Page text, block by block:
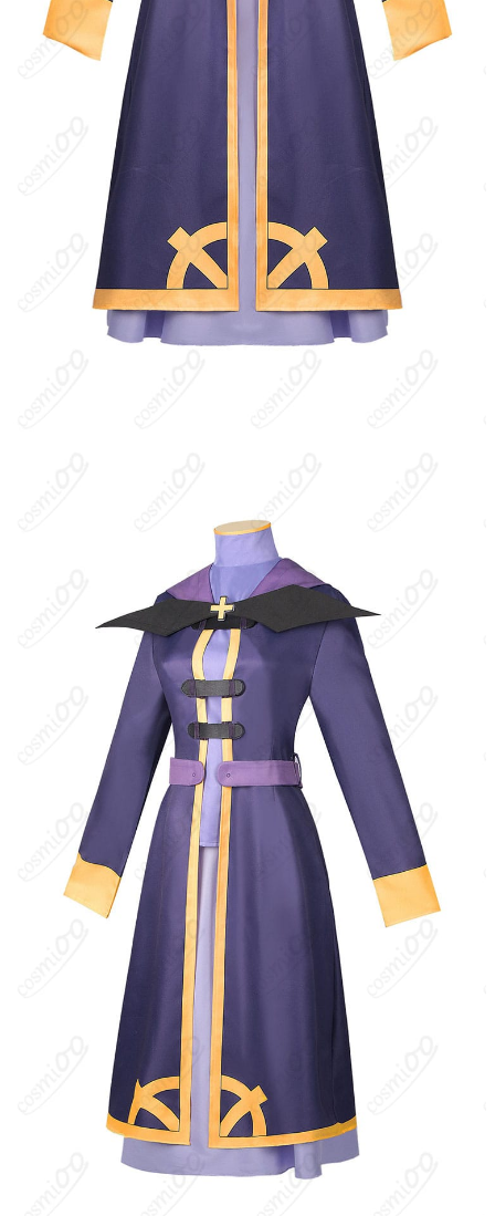
当）→ アクセルの魔道具店店主（のちにバニルと共同経営） ・得
意：高位の氷魔法、ドレインタッチ、結界系の知識 ・性格：温厚
で人助けが好き。戦闘は不得手で平和主義、商売はポンコツ気味
だが信頼は厚い。